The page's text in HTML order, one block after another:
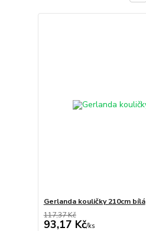
Gerlanda kouličky 210cm bílá
117,37 Kč
93,17 Kč/ks